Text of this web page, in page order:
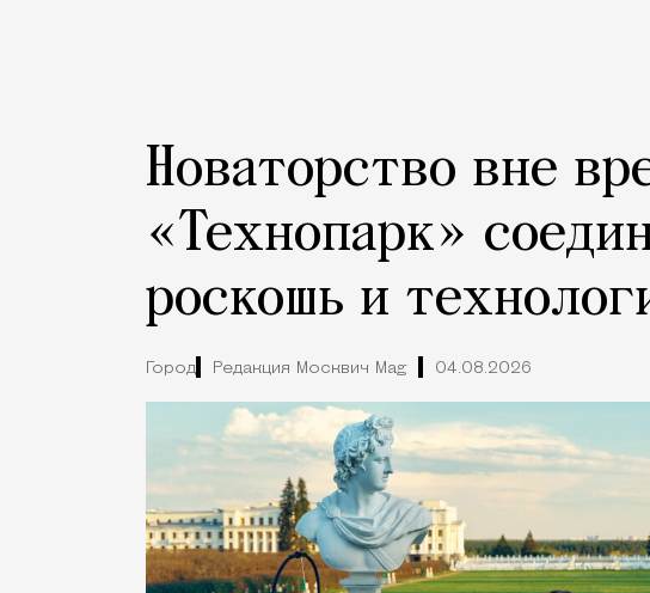
Новаторство вне
«Технопарк»
роскошь и
Город Редакция Москвич Mag 04.08.2026